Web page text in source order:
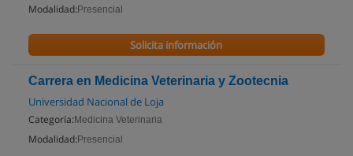
Modalidad: Presencial
Solicita información
Carrera en Medicina Veterinaria y Zootecnia
Universidad Nacional de Loja
Categoría: Medicina Veterinaria
Modalidad: Presencial